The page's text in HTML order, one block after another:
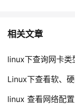
相关文章
linux下查询网卡类
Linux下查看软、
linux 查看网络配